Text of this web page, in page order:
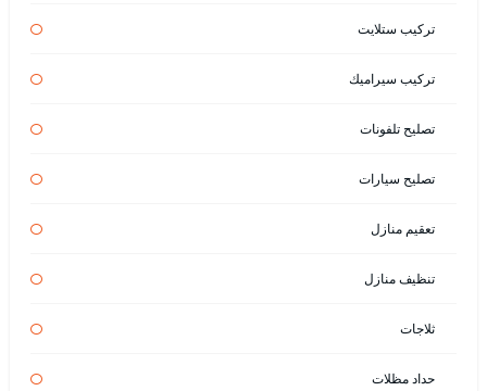
تركيب ستلايت
تركيب سيراميك
تصليح تلفونات
تصليح سيارات
تعقيم منازل
تنظيف منازل
ثلاجات
حداد مظلات